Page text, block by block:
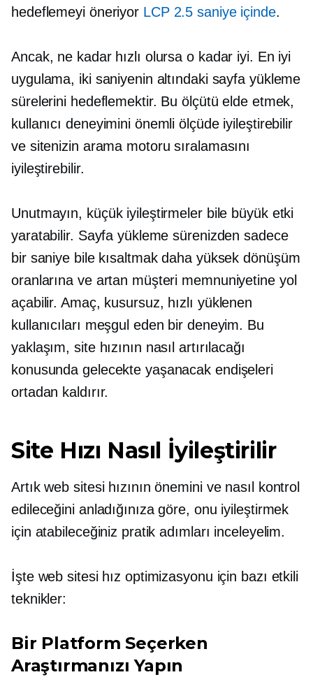
hedeflemeyi öneriyor LCP 2.5 saniye içinde.
Ancak, ne kadar hızlı olursa o kadar iyi. En iyi
uygulama, iki saniyenin altındaki sayfa yükleme
sürelerini hedeflemektir. Bu ölçütü elde etmek,
kullanıcı deneyimini önemli ölçüde iyileştirebilir
ve sitenizin arama motoru sıralamasını
iyileştirebilir.
Unutmayın, küçük iyileştirmeler bile büyük etki
yaratabilir. Sayfa yükleme sürenizden sadece
bir saniye bile kısaltmak daha yüksek dönüşüm
oranlarına ve artan müşteri memnuniyetine yol
açabilir. Amaç, kusursuz, hızlı yüklenen
kullanıcıları meşgul eden bir deneyim. Bu
yaklaşım, site hızının nasıl artırılacağı
konusunda gelecekte yaşanacak endişeleri
ortadan kaldırır.
Site Hızı Nasıl İyileştirilir
Artık web sitesi hızının önemini ve nasıl kontrol
edileceğini anladığınıza göre, onu iyileştirmek
için atabileceğiniz pratik adımları inceleyelim.
İşte web sitesi hız optimizasyonu için bazı etkili
teknikler:
Bir Platform Seçerken
Araştırmanızı Yapın